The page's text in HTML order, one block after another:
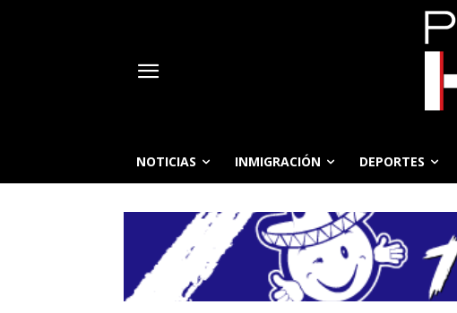
NOTICIAS INMIGRACIÓN DEPORTES